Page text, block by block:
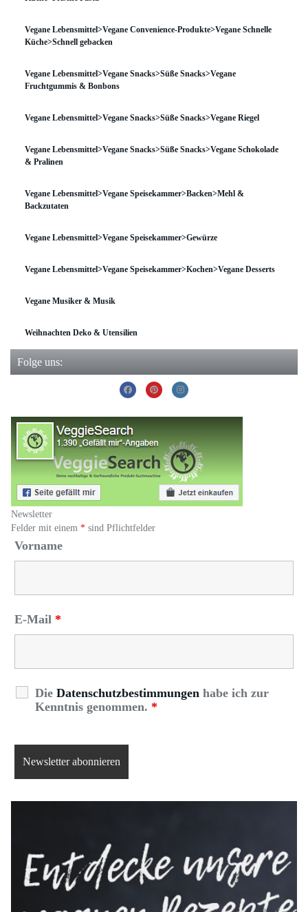
Vegane Lebensmittel>Vegane Convenience-Produkte>Vegane Schnelle
Küche>Schnell gebacken
Vegane Lebensmittel>Vegane Snacks>Süße Snacks>Vegane
Fruchtgummis & Bonbons
Vegane Lebensmittel>Vegane Snacks>Süße Snacks>Vegane Riegel
Vegane Lebensmittel>Vegane Snacks>Süße Snacks>Vegane Schokolade
& Pralinen
Vegane Lebensmittel>Vegane Speisekammer>Backen>Mehl &
Backzutaten
Vegane Lebensmittel>Vegane Speisekammer>Gewürze
Vegane Lebensmittel>Vegane Speisekammer>Kochen>Vegane Desserts
Vegane Musiker & Musik
Weihnachten Deko & Utensilien
Folge uns:
Newsletter
Felder mit einem * sind Pflichtfelder
Vorname
E-Mail *
Die Datenschutzbestimmungen habe ich zur
Kenntnis genommen. *